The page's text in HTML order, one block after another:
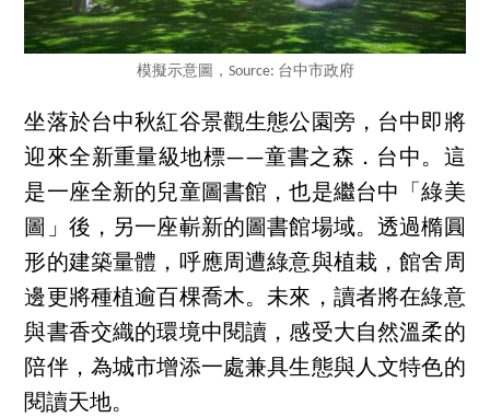
模擬示意圖，Source: 台中市政府
坐落於台中秋紅谷景觀生態公園旁，台中即將
迎來全新重量級地標——童書之森．台中。這
是一座全新的兒童圖書館，也是繼台中「綠美
圖」後，另一座嶄新的圖書館場域。透過橢圓
形的建築量體，呼應周遭綠意與植栽，館舍周
邊更將種植逾百棵喬木。未來，讀者將在綠意
與書香交織的環境中閱讀，感受大自然溫柔的
陪伴，為城市增添一處兼具生態與人文特色的
閱讀天地。